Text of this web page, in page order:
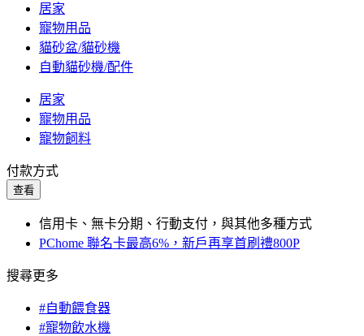
居家
寵物用品
貓砂盆/貓砂機
自動貓砂機/配件
居家
寵物用品
寵物飼料
付款方式
查看
信用卡、無卡分期、行動支付，與其他多種方式
PChome 聯名卡最高6%，新戶再享首刷禮800P
搜尋更多
#自動餵食器
#寵物飲水機